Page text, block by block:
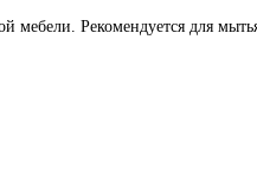
мебели. Рекомендуется для